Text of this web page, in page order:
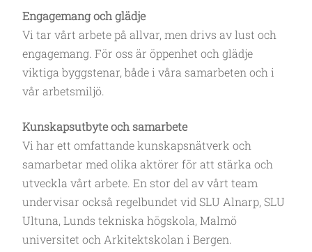
Engagemang och glädje
Vi tar vårt arbete på allvar, men drivs av lust och
engagemang. För oss är öppenhet och glädje
viktiga byggstenar, både i våra samarbeten och i
vår arbetsmiljö.
Kunskapsutbyte och samarbete
Vi har ett omfattande kunskapsnätverk och
samarbetar med olika aktörer för att stärka och
utveckla vårt arbete. En stor del av vårt team
undervisar också regelbundet vid SLU Alnarp, SLU
Ultuna, Lunds tekniska högskola, Malmö
universitet och Arkitektskolan i Bergen.